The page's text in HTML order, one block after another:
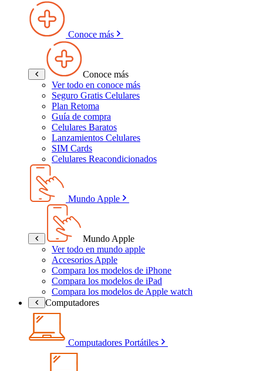
Conoce más
Conoce más
Ver todo en conoce más
Seguro Gratis Celulares
Plan Retoma
Guía de compra
Celulares Baratos
Lanzamientos Celulares
SIM Cards
Celulares Reacondicionados
Mundo Apple
Mundo Apple
Ver todo en mundo apple
Accesorios Apple
Compara los modelos de iPhone
Compara los modelos de iPad
Compara los modelos de Apple watch
Computadores
Computadores Portátiles